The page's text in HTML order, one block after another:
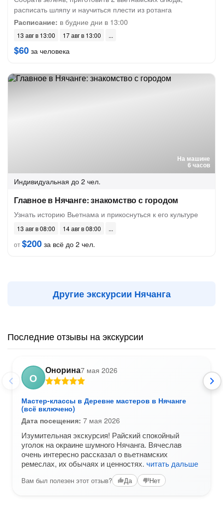
расписать шляпу и научиться плести из ротанга
Расписание: в будние дни в 13:00
13 авг в 13:00 17 авг в 13:00
$60 за человека
На машине
6 часов
Индивидуальная до 2 чел.
Главное в Нячанге: знакомство с городом
Узнать историю Вьетнама и прикоснуться к его культуре
13 авг в 08:00
14 авг в 08:00
от$200 за всё до 2 чел.
Другие экскурсии Нячанга
Последние отзывы на экскурсии
О
Онорина7 мая 2026
Мастер-классы в Деревне мастеров в Нячанге
(всё включено)
Дата посещения: 7 мая 2026
Изумительная экскурсия! Райский спокойный
уголок на окраине шумного Нячанга. Вячеслав
очень интересно рассказал о вьетнамских
ремеслах, их обычаях и ценностях. читать дальше
Вам был полезен этот отзыв? Да Нет